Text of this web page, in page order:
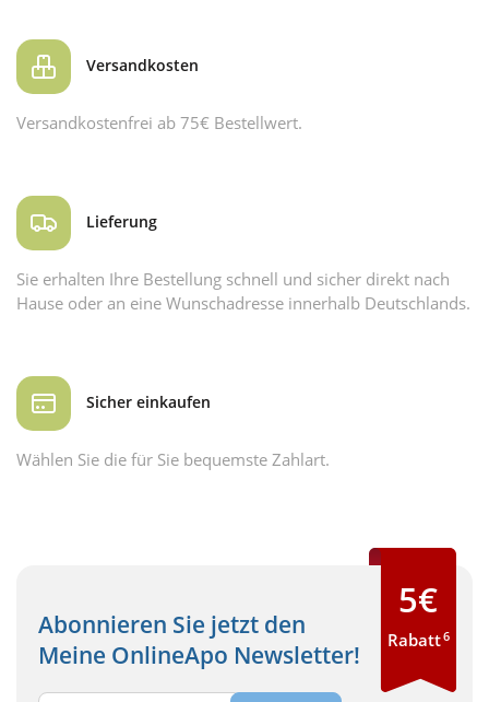
Versandkosten
Versandkostenfrei ab 75€ Bestellwert.
Lieferung
Sie erhalten Ihre Bestellung schnell und sicher direkt nach
Hause oder an eine Wunschadresse innerhalb Deutschlands.
Sicher einkaufen
Wählen Sie die für Sie bequemste Zahlart.
Abonnieren Sie jetzt den
Meine OnlineApo Newsletter!
5€
Rabatt6